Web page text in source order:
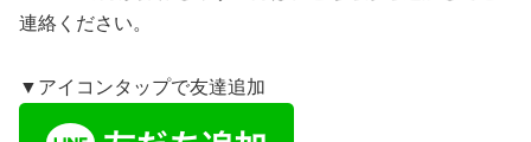
連絡ください。
▼アイコンタップで友達追加